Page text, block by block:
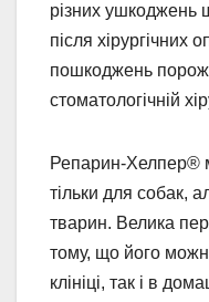
різних ушкоджень
після хірургічних
пошкоджень
стоматологічній
Репарин-Хелпер®
тільки для собак,
тварин. Велика
тому, що його
клініці, так і в